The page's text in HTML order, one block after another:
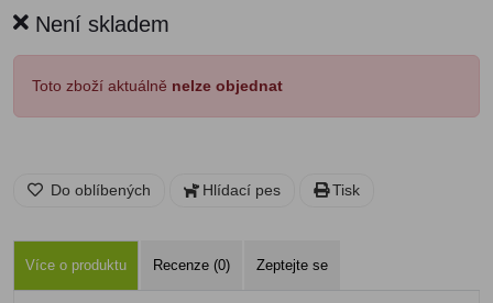
Není skladem
Toto zboží aktuálně nelze objednat
Do oblíbených Hlídací pes Tisk
Více o produktu Recenze (0) Zeptejte se